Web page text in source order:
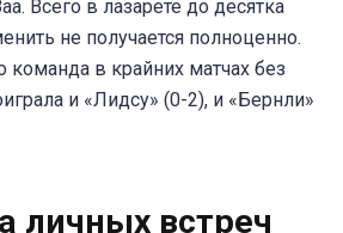
Всего в лазарете до десятка
не получается полноценно.
команда в крайних матчах без
и «Лидсу» (0-2), и «Бернли»
личных встреч